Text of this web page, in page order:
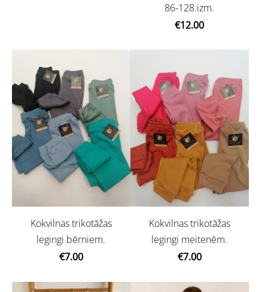
86-128.izm.
€12.00
Kokvilnas trikotāžas
legingi bērniem.
€7.00
Kokvilnas trikotāžas
legingi meitenēm.
€7.00